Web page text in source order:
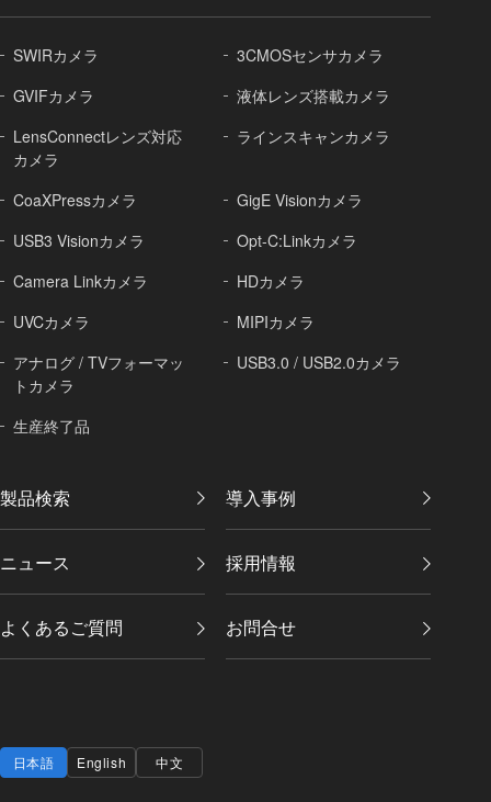
SWIRカメラ
3CMOSセンサカメラ
GVIFカメラ
液体レンズ搭載カメラ
LensConnectレンズ対応
カメラ
ラインスキャンカメラ
CoaXPressカメラ
GigE Visionカメラ
USB3 Visionカメラ
Opt-C:Linkカメラ
Camera Linkカメラ
HDカメラ
UVCカメラ
MIPIカメラ
アナログ / TVフォーマッ
トカメラ
USB3.0 / USB2.0カメラ
生産終了品
製品検索 導入事例
ニュース 採用情報
よくあるご質問 お問合せ
日本語 English 中文